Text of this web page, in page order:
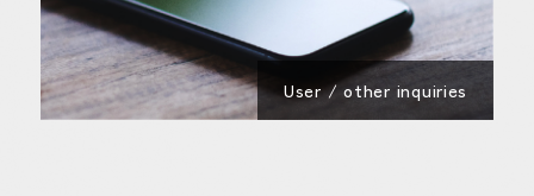
User / other inquiries